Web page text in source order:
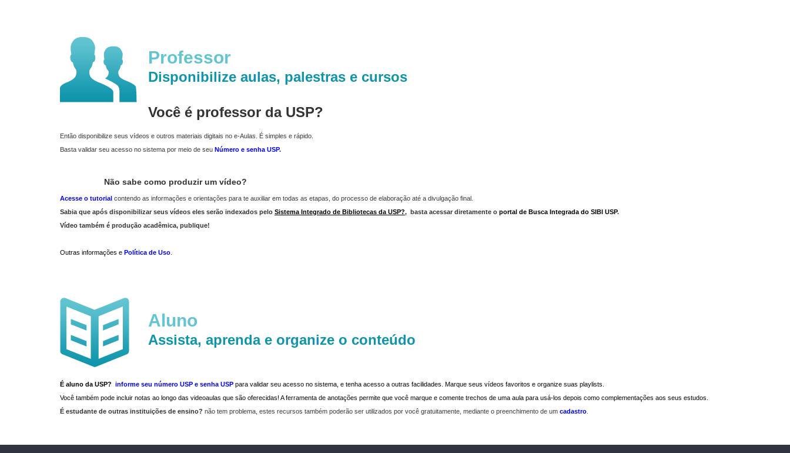
Professor
Disponibilize aulas, palestras e cursos
Você é professor da USP?
Então disponibilize seus vídeos e outros materiais digitais no e-Aulas. É simples e rápido.
Basta validar seu acesso no sistema por meio de seu Número e senha USP.
Não sabe como produzir um vídeo?
Acesse o tutorial contendo as informações e orientações para te auxiliar em todas as etapas, do processo de elaboração até a divulgação final.
Sabia que após disponibilizar seus vídeos eles serão indexados pelo Sistema Integrado de Bibliotecas da USP?, basta acessar diretamente o portal de Busca Integrada do SIBI USP.
Vídeo também é produção acadêmica, publique!
Outras informações e Política de Uso
Aluno
Assista, aprenda e organize o conteúdo
É aluno da USP? informe seu número USP e senha USP para validar seu acesso no sistema, e tenha acesso a outras facilidades. Marque seus vídeos favoritos e organize suas playlists.
Você também pode incluir notas ao longo das videoaulas que são oferecidas! A ferramenta de anotações permite que você marque e comente trechos de uma aula para usá-los depois como complementações aos seus estudos.
É estudante de outras instituições de ensino? não tem problema, estes recursos também poderão ser utilizados por você gratuitamente, mediante o preenchimento de um cadastro